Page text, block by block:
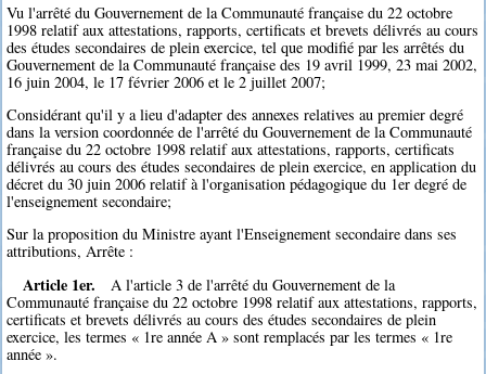
Vu l'arrêté du Gouvernement de la Communauté française du 22 octobre
1998 relatif aux attestations, rapports, certificats et brevets délivrés au cours
des études secondaires de plein exercice, tel que modifié par les arrêtés du
Gouvernement de la Communauté française des 19 avril 1999, 23 mai 2002,
16 juin 2004, le 17 février 2006 et le 2 juillet 2007;
Considérant qu'il y a lieu d'adapter des annexes relatives au premier degré
dans la version coordonnée de l'arrêté du Gouvernement de la Communauté
française du 22 octobre 1998 relatif aux attestations, rapports, certificats
délivrés au cours des études secondaires de plein exercice, en application du
décret du 30 juin 2006 relatif à l'organisation pédagogique du 1er degré de
l'enseignement secondaire;
Sur la proposition du Ministre ayant l'Enseignement secondaire dans ses
attributions, Arrête :
Article 1er.
A l'article 3 de l'arrêté du Gouvernement de la
Communauté française du 22 octobre 1998 relatif aux attestations, rapports,
certificats et brevets délivrés au cours des études secondaires de plein
exercice, les termes « 1re année A » sont remplacés par les termes « 1re
année ».